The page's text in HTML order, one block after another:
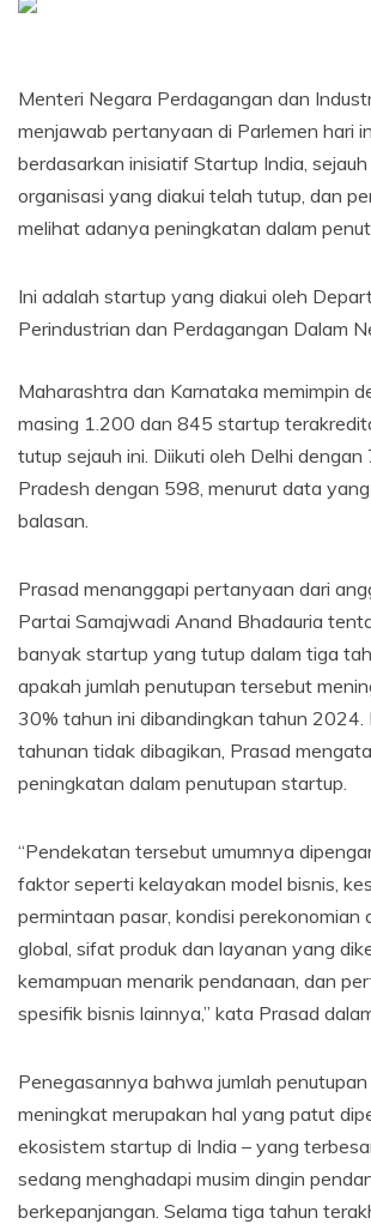
Menteri Negara Perdagangan dan
menjawab pertanyaan di Parlemen hari
berdasarkan inisiatif Startup India,
organisasi yang diakui telah tutup, dan
melihat adanya peningkatan dalam
Ini adalah startup yang diakui oleh
Perindustrian dan Perdagangan Dalam
Maharashtra dan Karnataka memimpin
masing 1.200 dan 845 startup
tutup sejauh ini. Diikuti oleh Delhi
Pradesh dengan 598, menurut data
balasan.
Prasad menanggapi pertanyaan dari
Partai Samajwadi Anand Bhadauria
banyak startup yang tutup dalam tiga
apakah jumlah penutupan tersebut
30% tahun ini dibandingkan tahun 2024.
tahunan tidak dibagikan, Prasad
peningkatan dalam penutupan startup.
“Pendekatan tersebut umumnya
faktor seperti kelayakan model bisnis,
permintaan pasar, kondisi perekonomian
global, sifat produk dan layanan yang
kemampuan menarik pendanaan, dan
spesifik bisnis lainnya,” kata Prasad
Penegasannya bahwa jumlah
meningkat merupakan hal yang patut
ekosistem startup di India – yang
sedang menghadapi musim dingin
berkepanjangan. Selama tiga tahun